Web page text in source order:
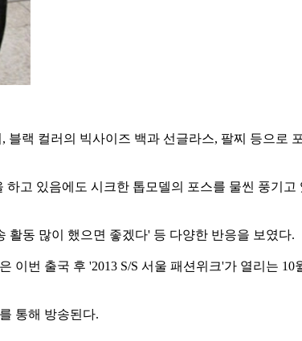
랙 컬러의 빅사이즈 백과 선글라스, 팔찌 등으로
고 있음에도 시크한 톱모델의 포스를 물씬 풍기고
활동 많이 했으면 좋겠다' 등 다양한 반응을 보였다.
번 출국 후 '2013 S/S 서울 패션위크'가 열리는 10
통해 방송된다.